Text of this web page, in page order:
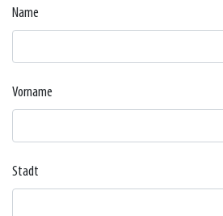
Name
Vorname
Stadt